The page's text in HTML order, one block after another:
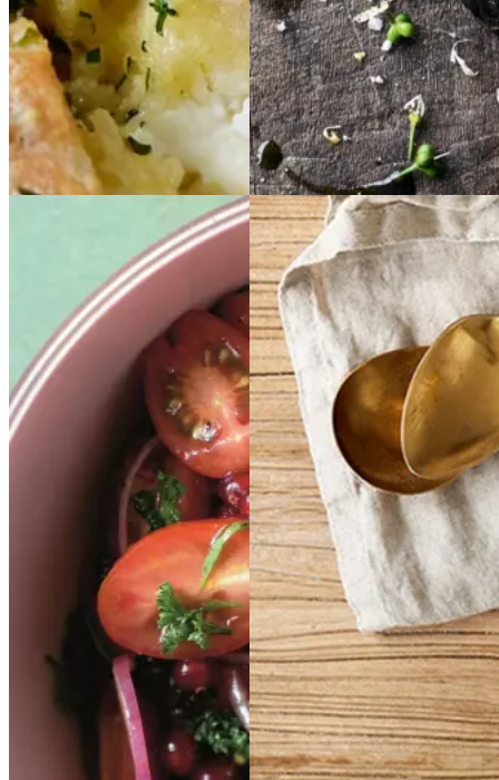
Asiatisk mad
Gem opskrift
Forårsmad
Sommermad
Tomatsalat Tomatsal
at med
med
rødløg
rødløg ogog
Gem opskrift
Vegansk
Lakserilette
Lakseril
ette
Gem opskrift
Aftensmad
Dansk mad
Forårsmad